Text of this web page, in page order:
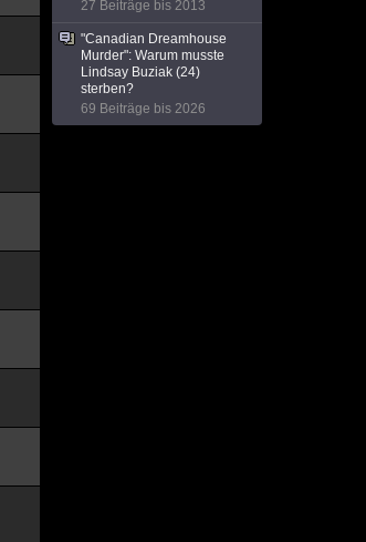
27 Beiträge bis 2013
"Canadian Dreamhouse
Murder": Warum musste
Lindsay Buziak (24)
sterben?
69 Beiträge bis 2026